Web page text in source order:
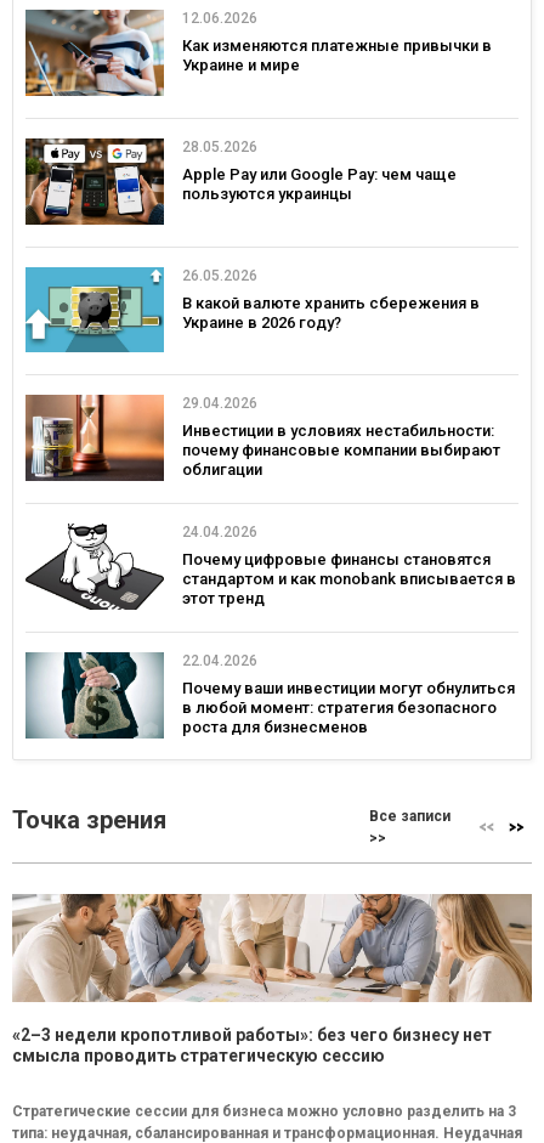
12.06.2026
Как изменяются платежные привычки в
Украине и мире
28.05.2026
Apple Pay или Google Pay: чем чаще
пользуются украинцы
26.05.2026
В какой валюте хранить сбережения в
Украине в 2026 году?
29.04.2026
Инвестиции в условиях нестабильности:
почему финансовые компании выбирают
облигации
24.04.2026
Почему цифровые финансы становятся
стандартом и как monobank вписывается в
этот тренд
22.04.2026
Почему ваши инвестиции могут обнулиться
в любой момент: стратегия безопасного
роста для бизнесменов
Точка зрения
Все записи
>>
«2–3 недели кропотливой работы»: без чего бизнесу нет
смысла проводить стратегическую сессию
Стратегические сессии для бизнеса можно условно разделить на 3
типа: неудачная, сбалансированная и трансформационная. Неудачная